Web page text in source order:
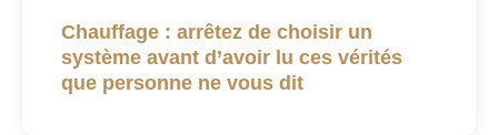
Chauffage : arrêtez de choisir un
système avant d’avoir lu ces vérités
que personne ne vous dit